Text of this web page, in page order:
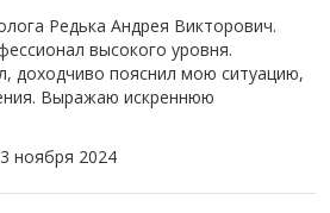
Редька Андрея Викторович.
высокого уровня.
доходчиво пояснил мою ситуацию,
Выражаю искреннюю
ноября 2024